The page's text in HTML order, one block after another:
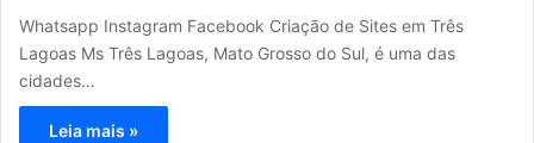
Whatsapp Instagram Facebook Criação de Sites em Três
Lagoas Ms Três Lagoas, Mato Grosso do Sul, é uma das
cidades…
Leia mais »